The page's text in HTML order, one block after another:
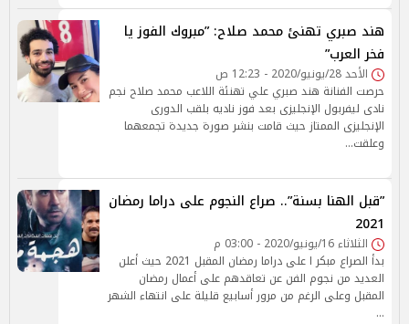
هند صبري تهنئ محمد صلاح: ”مبروك الفوز يا
فخر العرب”
الأحد 28/يونيو/2020 - 12:23 ص
حرصت الفنانة هند صبري علي تهنئة اللاعب محمد صلاح نجم
نادى ليفربول الإنجليزى بعد فوز ناديه بلقب الدورى
الإنجليزى الممتاز حيث قامت بنشر صورة جديدة تجمعهما
وعلقت…
”قبل الهنا بسنة”.. صراع النجوم على دراما رمضان
2021
الثلاثاء 16/يونيو/2020 - 03:00 م
بدأ الصراع مبكر ا على دراما رمضان المقبل 2021 حيث أعلن
العديد من نجوم الفن عن تعاقدهم على أعمال رمضان
المقبل وعلى الرغم من مرور أسابيع قليلة على انتهاء الشهر
…